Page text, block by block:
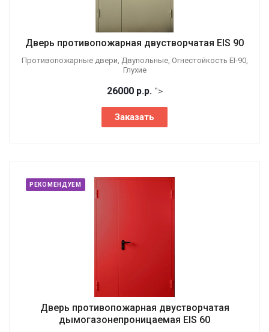
Дверь противопожарная двустворчатая EIS 90
Противопожарные двери, Двупольные, Огнестойкость EI-90,
Глухие
26000 р.р. ">
Заказать
РЕКОМЕНДУЕМ
Дверь противопожарная двустворчатая
дымогазонепроницаемая EIS 60